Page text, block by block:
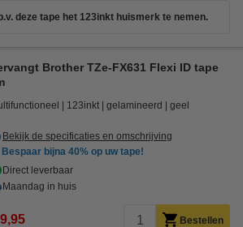
deze tape het 123inkt huismerk te nemen.
Brother TZe-FX631 Flexi ID tape
123inkt gelamineerd geel
Bekijk de specificaties en omschrijving
Bespaar bijna 40% op uw tape!
Direct leverbaar
Maandag in huis
Bestellen